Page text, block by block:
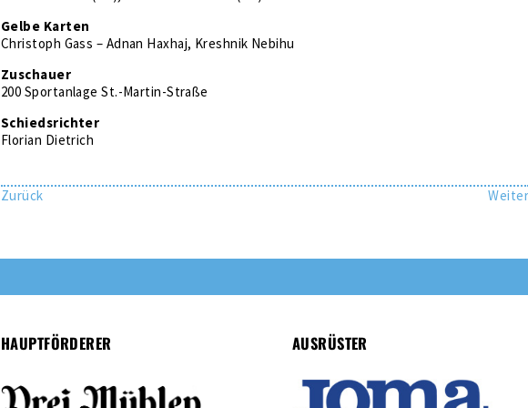
Gelbe Karten
Christoph Gass – Adnan Haxhaj, Kreshnik Nebihu
Zuschauer
200 Sportanlage St.-Martin-Straße
Schiedsrichter
Florian Dietrich
Zurück Weiter
HAUPTFÖRDERER AUSRÜSTER